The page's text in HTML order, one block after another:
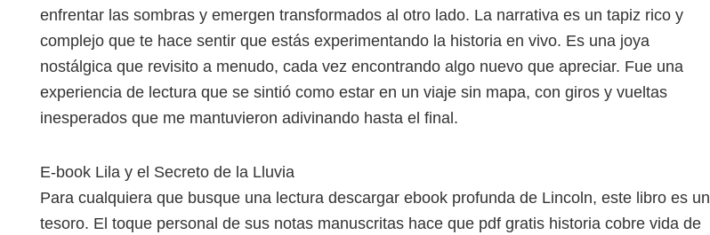
enfrentar las sombras y emergen transformados al otro lado. La narrativa es un tapiz rico y
complejo que te hace sentir que estás experimentando la historia en vivo. Es una joya
nostálgica que revisito a menudo, cada vez encontrando algo nuevo que apreciar. Fue una
experiencia de lectura que se sintió como estar en un viaje sin mapa, con giros y vueltas
inesperados que me mantuvieron adivinando hasta el final.
E-book Lila y el Secreto de la Lluvia
Para cualquiera que busque una lectura descargar ebook profunda de Lincoln, este libro es un
tesoro. El toque personal de sus notas manuscritas hace que pdf gratis historia cobre vida de